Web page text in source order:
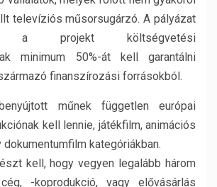
televíziós műsorsugárzó. A pályázat
a projekt költségvetési
minimum 50%-át kell garantálni
finanszírozási forrásokból.
műnek független európai
kell lennie, játékfilm, animációs
kategóriákban.
kell, hogy vegyen legalább három
-koprodukció, vagy elővásárlás